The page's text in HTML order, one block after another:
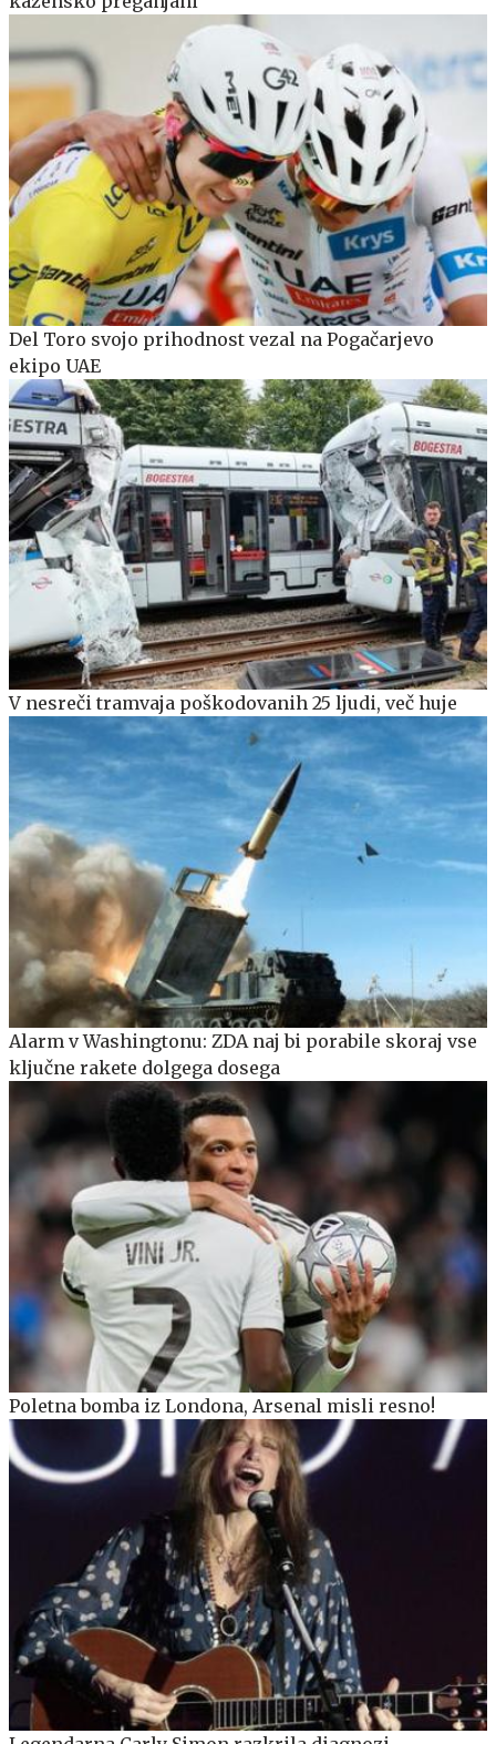
Del Toro svojo prihodnost vezal na Pogačarjevo
ekipo UAE
V nesreči tramvaja poškodovanih 25 ljudi, več huje
Alarm v Washingtonu: ZDA naj bi porabile skoraj vse
ključne rakete dolgega dosega
Poletna bomba iz Londona, Arsenal misli resno!